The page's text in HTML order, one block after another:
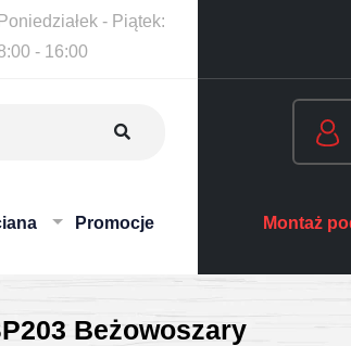
Poniedziałek - Piątek:
- 16:00
Promocje Montaż
Beżowoszary